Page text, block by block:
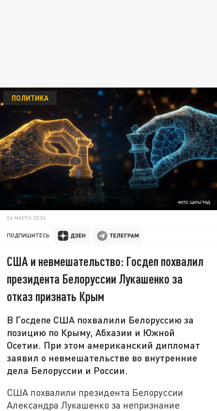
ФОТО: ЦАРЬГРАД
ПОЛИТИКА
06 МАРТА 22:04
ПОДПИШИТЕСЬ:
США и невмешательство: Госдеп похвалил
президента Белоруссии Лукашенко за
отказ признать Крым
В Госдепе США похвалили Белоруссию за
позицию по Крыму, Абхазии и Южной
Осетии. При этом американский дипломат
заявил о невмешательстве во внутренние
дела Белоруссии и России.
США похвалили президента Белоруссии
Александра Лукашенко за непризнание